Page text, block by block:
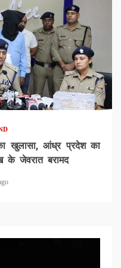
खुलासा, आंध्र प्रदेश का
के जेवरात बरामद